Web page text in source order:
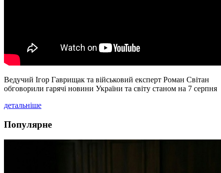
Ведучий Ігор Гаврищак та військовий експерт Роман Світан
обговорили гарячі новини України та світу станом на 7 серпня
детальніше
Популярне